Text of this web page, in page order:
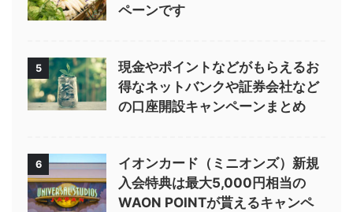
ペーンです
5
現金やポイントなどがもらえるお
得なネットバンクや証券会社など
の口座開設キャンペーンまとめ
6
イオンカード（ミニオンズ）新規
入会特典は最大5,000円相当の
WAON POINTが貰えるキャンペ